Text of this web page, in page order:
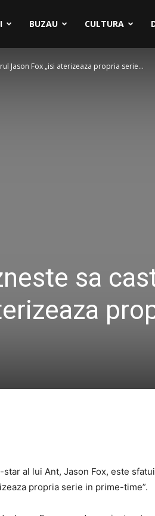
BUZAU CULTURA
Jason Fox „isi aterizeaza propria serie...
sa
al lui Ant, Jason Fox, este
propria serie in prime-time”.